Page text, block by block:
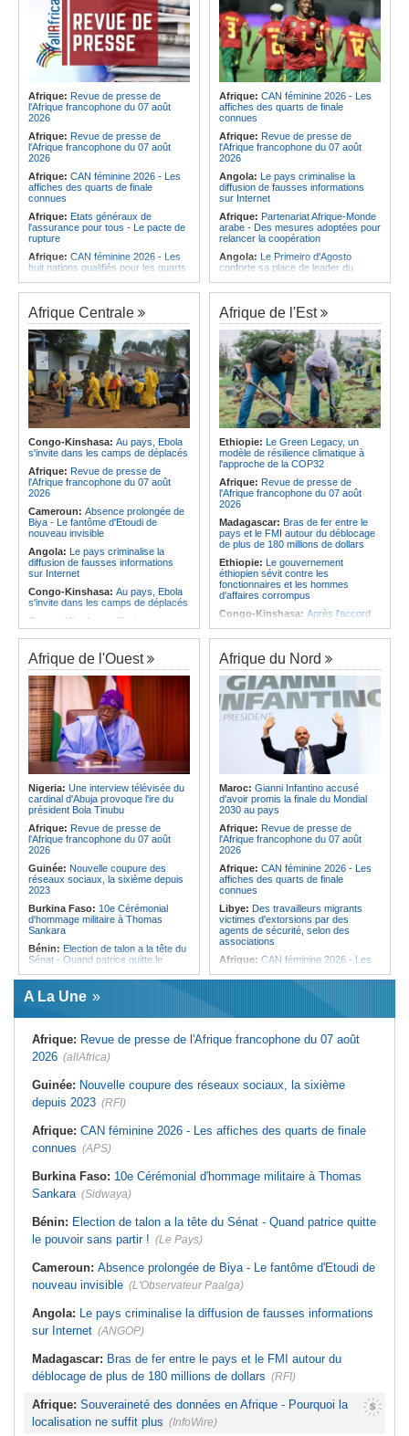
Afrique: Revue de presse de
l'Afrique francophone du 07 août
2026
Afrique: Revue de presse de
l'Afrique francophone du 07 août
2026
Afrique: CAN féminine 2026 - Les
affiches des quarts de finale
connues
Afrique: Etats généraux de
l'assurance pour tous - Le pacte de
rupture
Afrique: CAN féminine 2026 - Les
huit nations qualifiés pour les quarts
Afrique:Comment mieux élever
ses enfants ? Voici les résultats d'un
projet testé dans huit pays africains
Afrique:La LSF salue le lancement
du premier ETF obligataire
souverain africain (USD) disponible
en Europe
Afrique:Promesse de la finale de la
Coupe du Monde 2030 au Maroc -
Infantino marquera-t-il le but de son
maintien ?
Afrique:Partenariat Afrique-Monde
arabe - Des mesures adoptées pour
relancer la coopération
Afrique:Enjeux sur l'eau potable en
Afrique - Le Prof Jacques Djoli
Afrique: CAN féminine 2026 - Les
affiches des quarts de finale
connues
Afrique: Revue de presse de
l'Afrique francophone du 07 août
2026
Angola: Le pays criminalise la
diffusion de fausses informations
sur Internet
Afrique: Partenariat Afrique-Monde
arabe - Des mesures adoptées pour
relancer la coopération
Angola: Le Primeiro d'Agosto
conforte sa place de leader du
Angola:Le ministre des
Ressources minérales reconnaît
une pénurie de carburants au pays
Angola:Boxe - Elder Liduema se
qualifie pour les quarts de finale
Angola: Handball - Le pays s'incline
face à la Guinée dans les matches
de classement
Angola:Football - L'Interclube
corrige le Kabuscorp en match de
préparation
Angola:Des experts prélèvent des
échantillons pour identifier les
victimes de l'accident de Cuanza-
Sul
Afrique Centrale
Congo-Kinshasa: Au pays, Ebola
s'invite dans les camps de déplacés
Afrique: Revue de presse de
l'Afrique francophone du 07 août
2026
Cameroun: Absence prolongée de
Biya - Le fantôme d'Etoudi de
nouveau invisible
Angola: Le pays criminalise la
diffusion de fausses informations
sur Internet
Congo-Kinshasa: Au pays, Ebola
s'invite dans les camps de déplacés
Congo-Kinshasa: Ebola au pays -
Africa CDC mise sur les
communautés
Afrique Centrale:L'explosion de la
demande de viande de brousse
extermine la faune sauvage
Congo-Kinshasa:Après l'accord
avec une branche des FDLR, les
zones d'ombre persistent
Centrafrique: Un gendarme détenu
par le groupe armé AAKG retrouve
la liberté
Rome et Kigali discutent
d'une possible externalisation au
pays des procédures d'asile à
destination de l'Italie
Afrique de l'Est
Ethiopie: Le Green Legacy, un
modèle de résilience climatique à
l'approche de la COP32
Afrique: Revue de presse de
l'Afrique francophone du 07 août
2026
Madagascar: Bras de fer entre le
pays et le FMI autour du déblocage
de plus de 180 millions de dollars
Ethiopie: Le gouvernement
éthiopien sévit contre les
fonctionnaires et les hommes
d'affaires corrompus
Congo-Kinshasa: Après l'accord
Sud-Soudan: Le pays à la croisée
des chemins, alerte l'ONU
Rwanda: Rome et Kigali discutent
d'une possible externalisation au
pays des procédures d'asile à
destination de l'Italie
Somalie:Le camp de Galkayo
frappé par une violente attaque des
Forces du Puntland
Soudan:La guerre contre les
houthistes du Yémen peut-elle
détourner Riyad du pays ?
Sud-Soudan:
femmes pour accéder aux soins de
santé
Afrique de l'Ouest
Nigeria: Une interview télévisée du
cardinal d'Abuja provoque l'ire du
président Bola Tinubu
Afrique: Revue de presse de
l'Afrique francophone du 07 août
2026
Guinée: Nouvelle coupure des
réseaux sociaux, la sixième depuis
2023
Burkina Faso: 10e Cérémonial
d'hommage militaire à Thomas
Sankara
Bénin: Election de talon a la tête du
Sénat - Quand patrice quitte le
Cameroun:
Biya - Le fantôme d'Etoudi de
cardinal d'Abuja provoque l'ire du
président Bola Tinubu
doutes concernant son état de
santé dans un message publié sur X
Afrique: Etats généraux de
rupture
Sénégal:Élections locales au pays
alimentent les soupçons d'un report
Afrique du Nord
Maroc: Gianni Infantino accusé
d'avoir promis la finale du Mondial
2030 au pays
Afrique: Revue de presse de
l'Afrique francophone du 07 août
2026
Afrique: CAN féminine 2026 - Les
affiches des quarts de finale
connues
Libye: Des travailleurs migrants
victimes d'extorsions par des
agents de sécurité, selon des
associations
Afrique: CAN féminine 2026 - Les
de finale
Infantino marquera-t-il le but de son
maintien ?
Tunisie:Colisée d'El Jem - Concert
Madagascar: Afrobasket - U18 -
Afrique du Nord:
Télécoms - Le
Groupe Maroc Telecom annonce
2026
A La Une
Afrique: Revue de presse de l'Afrique francophone du 07 août
2026 (allAfrica)
Guinée: Nouvelle coupure des réseaux sociaux, la sixième
depuis 2023 (RFI)
Afrique: CAN féminine 2026 - Les affiches des quarts de finale
connues (APS)
Burkina Faso: 10e Cérémonial d'hommage militaire à Thomas
Sankara (Sidwaya)
Bénin: Election de talon a la tête du Sénat - Quand patrice quitte
le pouvoir sans partir ! (Le Pays)
Cameroun: Absence prolongée de Biya - Le fantôme d'Etoudi de
nouveau invisible (L'Observateur Paalga)
Angola: Le pays criminalise la diffusion de fausses informations
sur Internet (ANGOP)
Madagascar: Bras de fer entre le pays et le FMI autour du
déblocage de plus de 180 millions de dollars (RFI)
Afrique: Souveraineté des données en Afrique - Pourquoi la
localisation ne suffit plus (InfoWire)